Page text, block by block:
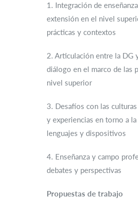
1. Integración de
extensión en el nivel
prácticas y contextos
2. Articulación entre la DG
diálogo en el marco de las
nivel superior
3. Desafíos con las
y experiencias en torno a
lenguajes y dispositivos
4. Enseñanza y campo
debates y perspectivas
Propuestas de trabajo